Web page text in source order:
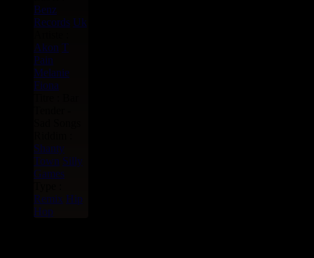
Benz
Records Uk
Akon T
Pain
Melanie
Fiona
Shanty
Town Silly
Games
Remix Hip
Hop